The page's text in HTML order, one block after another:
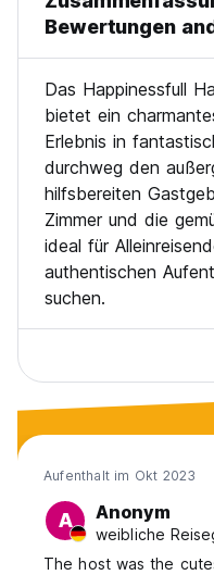
Bewertungen
Das Happinessfull
bietet ein
Erlebnis in
durchweg den
hilfsbereiten
Zimmer und die
ideal für
authentischen
suchen.
Aufenthalt im Okt 2023
A Anonym
The host was the